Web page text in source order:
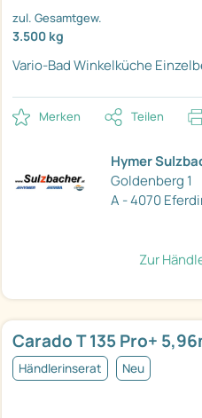
zul. Gesamtgew.
3.500 kg
Vario-BadWinkelküche
Merken Teilen
Hymer
Goldenberg 1
A - 4070
Zur
Carado T 135 Pro+
Händlerinserat Neu